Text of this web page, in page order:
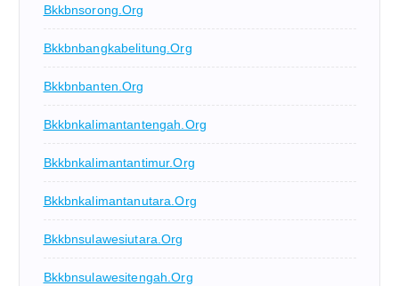
Bkkbnsorong.org
Bkkbnbangkabelitung.org
Bkkbnbanten.org
Bkkbnkalimantantengah.org
Bkkbnkalimantantimur.org
Bkkbnkalimantanutara.org
Bkkbnsulawesiutara.org
Bkkbnsulawesitengah.org